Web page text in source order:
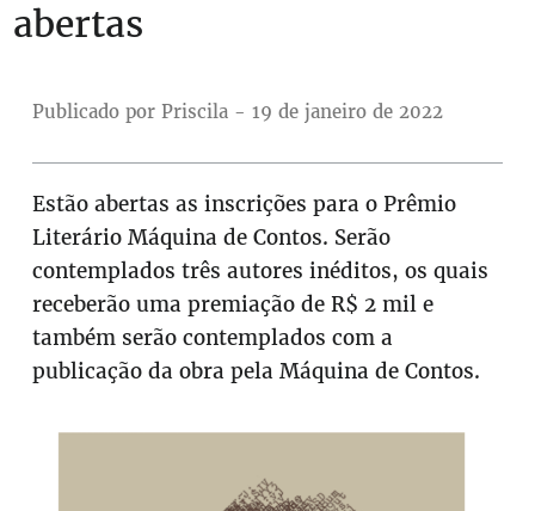
BLOG
abertas
Publicado por Priscila - 19 de janeiro de 2022
Estão abertas as inscrições para o Prêmio
Literário Máquina de Contos. Serão
contemplados três autores inéditos, os quais
receberão uma premiação de R$ 2 mil e
também serão contemplados com a
publicação da obra pela Máquina de Contos.